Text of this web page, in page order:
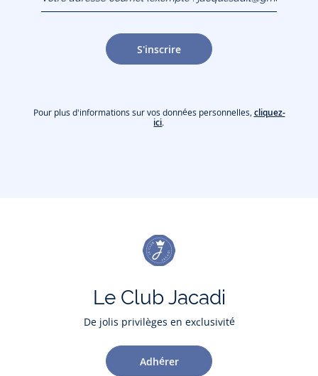
jacquesadit@gmail.com)
S'inscrire
Pour plus d'informations sur vos données personnelles, cliquez-
ici.
Le Club Jacadi
De jolis privilèges en exclusivité
Adhérer